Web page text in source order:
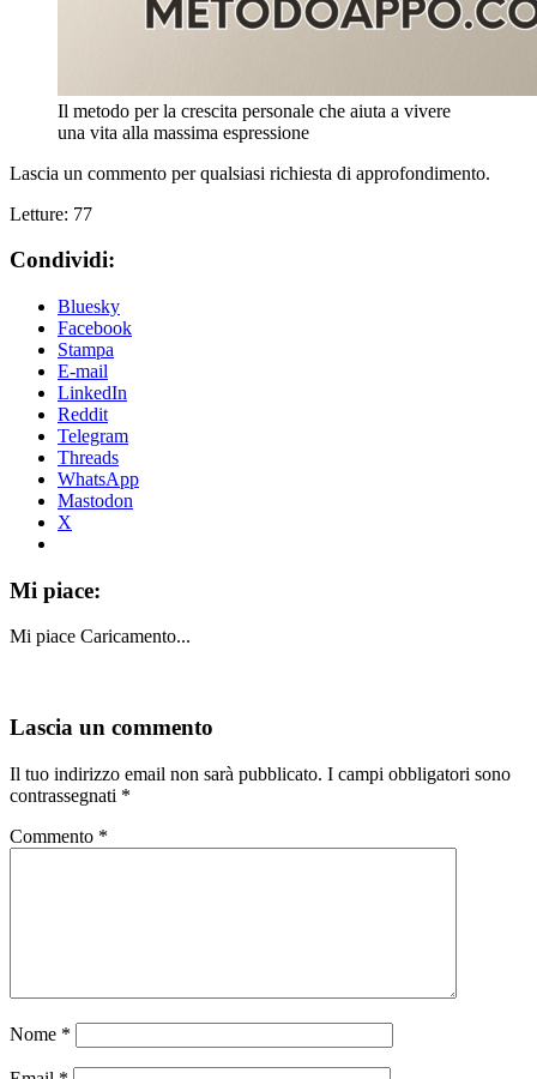
Il metodo per la crescita personale che aiuta a vivere
una vita alla massima espressione
Lascia un commento per qualsiasi richiesta di approfondimento.
Letture: 77
Condividi:
Bluesky
Facebook
Stampa
E-mail
LinkedIn
Reddit
Telegram
Threads
WhatsApp
Mastodon
X
Mi piace:
Mi piace Caricamento...
Lascia un commento
Il tuo indirizzo email non sarà pubblicato. I campi obbligatori sono
contrassegnati *
Commento *
Nome *